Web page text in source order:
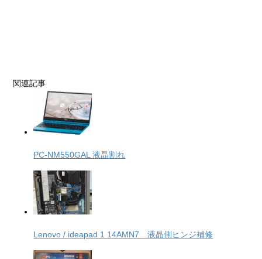
関連記事
PC-NM550GAL 液晶割れ
Lenovo / ideapad 1 14AMN7 液晶側ヒンジ補修